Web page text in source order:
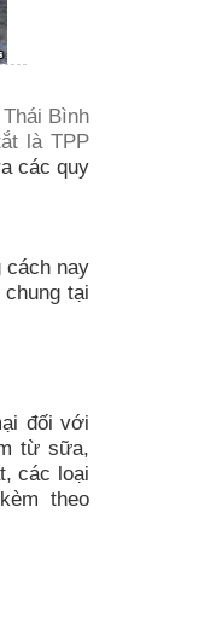
Bình
là TPP
các quy
cách nay
tại
đối với
từ sữa,
các loại
theo